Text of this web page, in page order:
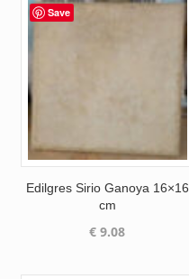
Save
Edilgres Sirio Ganoya 16×16
cm
€ 9.08